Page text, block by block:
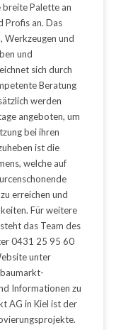
breite Palette an
Profis an. Das
Werkzeugen und
und
sich durch
Beratung
werden
angeboten, um
bei ihren
ist die
welche auf
erreichen und
Für weitere
das Team des
0431 25 95 60
unter
Informationen zu
AG in Kiel ist der